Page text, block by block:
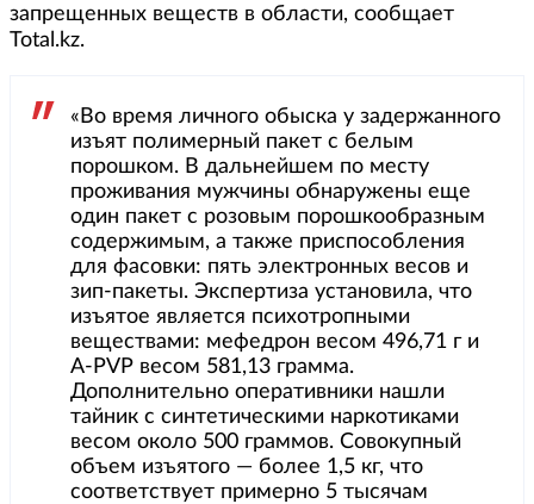
запрещенных веществ в области, сообщает
Total.kz.
«Во время личного обыска у задержанного
изъят полимерный пакет с белым
порошком. В дальнейшем по месту
проживания мужчины обнаружены еще
один пакет с розовым порошкообразным
содержимым, а также приспособления
для фасовки: пять электронных весов и
зип-пакеты. Экспертиза установила, что
изъятое является психотропными
веществами: мефедрон весом 496,71 г и
A-PVP весом 581,13 грамма.
Дополнительно оперативники нашли
тайник с синтетическими наркотиками
весом около 500 граммов. Совокупный
объем изъятого — более 1,5 кг, что
соответствует примерно 5 тысячам